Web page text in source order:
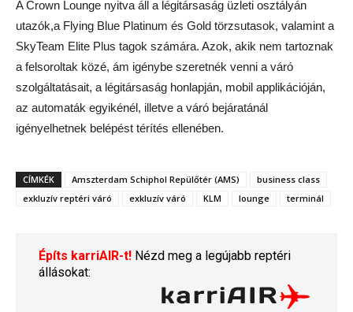
A Crown Lounge nyitva áll a légitársaság üzleti osztályán
utazók,a Flying Blue Platinum és Gold törzsutasok, valamint a
SkyTeam Elite Plus tagok számára. Azok, akik nem tartoznak
a felsoroltak közé, ám igénybe szeretnék venni a váró
szolgáltatásait, a légitársaság honlapján, mobil applikációján,
az automaták egyikénél, illetve a váró bejáratánál
igényelhetnek belépést térítés ellenében.
CÍMKÉK Amszterdam Schiphol Repülőtér (AMS)
business class
exkluzív reptéri váró
exkluzív váró KLM lounge terminál
Építs karriAIR-t! Nézd meg a legújabb reptéri
állásokat: